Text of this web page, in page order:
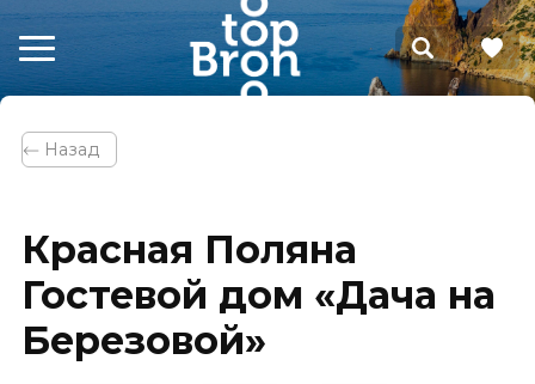
⃪ Назад
Красная Поляна
Гостевой дом «Дача на
Березовой»